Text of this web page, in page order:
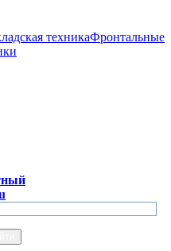
техникаФронтальные